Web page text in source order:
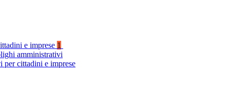
e imprese 1
amministrativi
per cittadini e imprese